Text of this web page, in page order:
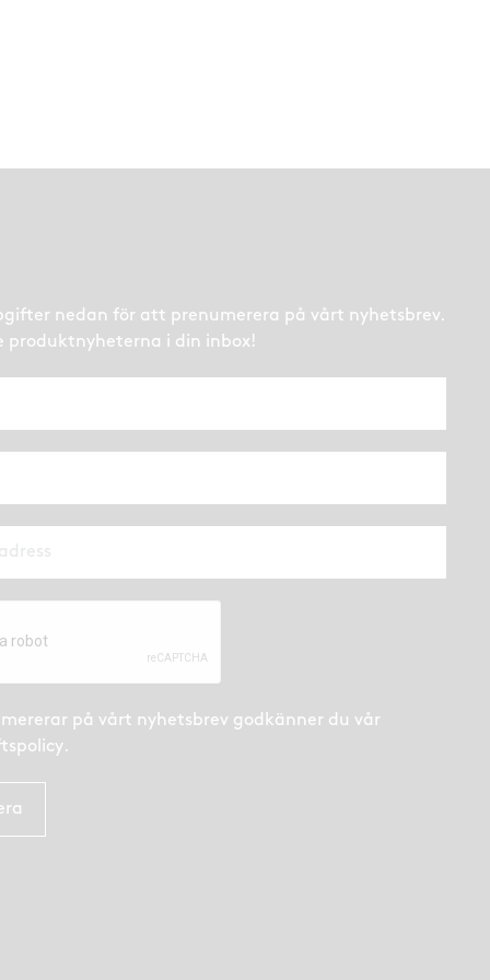
nedan för att prenumerera på vårt nyhetsbrev.
produktnyheterna i din inbox!
på vårt nyhetsbrev godkänner du vår
.